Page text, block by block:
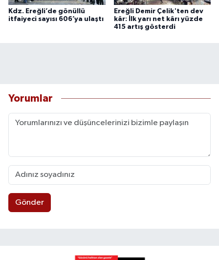
Kdz. Ereğli’de gönüllü
itfaiyeci sayısı 606’ya ulaştı
Ereğli Demir Çelik'ten dev
kâr: İlk yarı net kârı yüzde
415 artış gösterdi
Yorumlar
Gönder